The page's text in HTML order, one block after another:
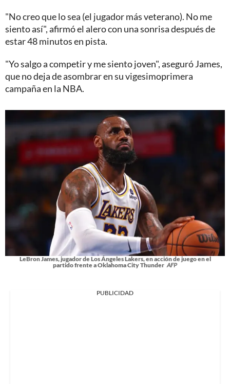
"No creo que lo sea (el jugador más veterano). No me
siento así", afirmó el alero con una sonrisa después de
estar 48 minutos en pista.
"Yo salgo a competir y me siento joven", aseguró James,
que no deja de asombrar en su vigesimoprimera
campaña en la NBA.
LeBron James, jugador de Los Ángeles Lakers, en acción de juego en el
partido frente a Oklahoma City Thunder AFP
PUBLICIDAD